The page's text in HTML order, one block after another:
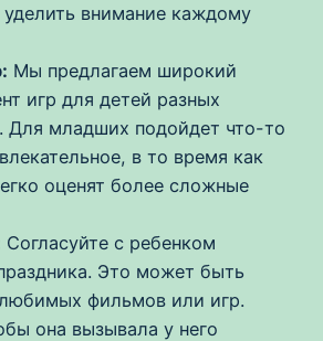
уделить внимание каждому
Мы предлагаем широкий
игр для детей разных
Для младших подойдет что-то
в то время как
оценят более сложные
Согласуйте с ребенком
Это может быть
фильмов или игр.
она вызывала у него